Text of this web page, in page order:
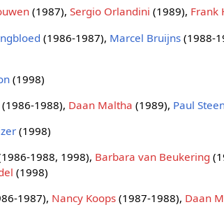
(1987),Sergio Orlandini (1989), Frank
(1986-1987), Marcel Bruijns (1988-
(1998)
(1986-1988), Daan Maltha (1989), Paul
(1998)
1988, 1998), Barbara van Beukering
(1998)
1987), Nancy Koops (1987-1988), Daan